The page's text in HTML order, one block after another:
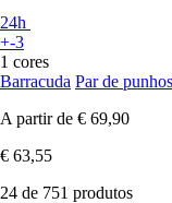
24h
+-3
1 cores
Barracuda Par de
A partir de € 69,90
€ 63,55
24 de 751 produtos